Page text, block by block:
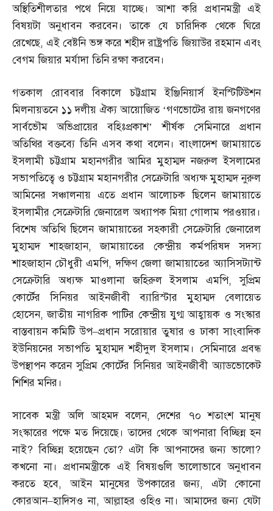
অস্থিতিশীলতার পথে নিয়ে যাচ্ছে। আশা করি প্রধানমন্ত্রী এই
বিষয়টা অনুধাবন করবেন। তাকে যে চারিদিক থেকে ঘিরে
রেখেছে,এই বেষ্টনি ভঙ্গ করে শহীদ রাষ্ট্রপতি জিয়াউর রহমান এবং
বেগম জিয়ার মর্যাদা তিনি রক্ষা করবেন।
গতকাল রোববার বিকালে চট্টগ্রাম ইঞ্জিনিয়ার্স ইনস্টিটিউশন
মিলনায়তনে ১১ দলীয় ঐক্য আয়োজিত ‘গণভোটের রায় জনগণের
সার্বভৌম অভিপ্রায়ের বহিঃপ্রকাশ’ শীর্ষক সেমিনারে প্রধান
অতিথির বক্তব্যে তিনি এসব কথা বলেন। বাংলাদেশ জামায়াতে
ইসলামী চট্টগ্রাম মহানগরীর আমির মুহাম্মদ নজরুল ইসলামের
সভাপতিত্বে ও চট্টগ্রাম মহানগরীর সেক্রেটারি অধ্যক্ষ মুহাম্মদ নুরুল
আমিনের সঞ্চালনায় এতে প্রধান আলোচক ছিলেন জামায়াতে
ইসলামীর সেক্রেটারি জেনারেল অধ্যাপক মিয়া গোলাম পরওয়ার।
বিশেষ অতিথি ছিলেন জামায়াতের সহকারী সেক্রেটারি জেনারেল
মুহাম্মদ শাহজাহান,জামায়াতের কেন্দ্রীয় কর্মপরিষদ সদস্য
শাহজাহান চৌধুরী এমপি,দক্ষিণ জেলা জামায়াতের অ্যাসিসট্যান্ট
সেক্রেটারি অধ্যক্ষ মাওলানা জহিরুল ইসলাম এমপি,সুপ্রিম
কোর্টের সিনিয়র আইনজীবী ব্যারিস্টার মুহাম্মদ বেলায়েত
হোসেন,জাতীয় নাগরিক পাটির কেন্দ্রীয় যুগ্ম আহ্বায়ক ও সংস্কার
বাস্তবায়ন কমিটি উপ–প্রধান সরোয়ার তুষার ও ঢাকা সাংবাদিক
ইউনিয়নের সভাপতি মুহাম্মদ শহীদুল ইসলাম। সেমিনারে প্রবন্ধ
উপস্থাপন করেন সুপ্রিম কোর্টের সিনিয়র আইনজীবী অ্যাডভোকেট
শিশির মনির।
সাবেক মন্ত্রী অলি আহমদ বলেন,দেশের ৭০ শতাংশ মানুষ
সংস্কারের পক্ষে মত দিয়েছে। তাদের থেকে আপনারা বিচ্ছিন্ন হন
নাই?বিচ্ছিন্ন হয়েছেন তো? এটা কি আপনাদের জন্য ভালো?
কখনো না। প্রধানমন্ত্রীকে এই বিষয়গুলি ভালোভাবে অনুধাবন
করতে হবে,আইন মানুষের উপকারের জন্য, এটা কোনো
কোরআন–হাদিসও না,আল্লাহর ওহিও না। আমাদের জন্য যেটা